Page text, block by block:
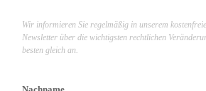
Wir informieren Sie regelmäßig in unserem
Newsletter über die wichtigsten rechtlichen
besten gleich an.